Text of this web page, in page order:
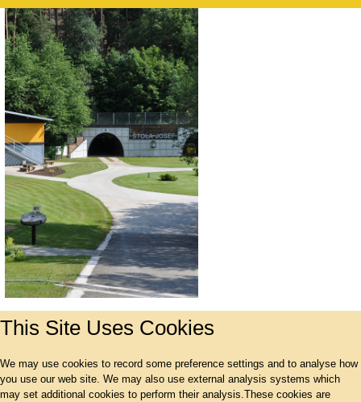
This Site Uses Cookies
We may use cookies to record some preference settings and to analyse how
you use our web site. We may also use external analysis systems which
may set additional cookies to perform their analysis.These cookies are